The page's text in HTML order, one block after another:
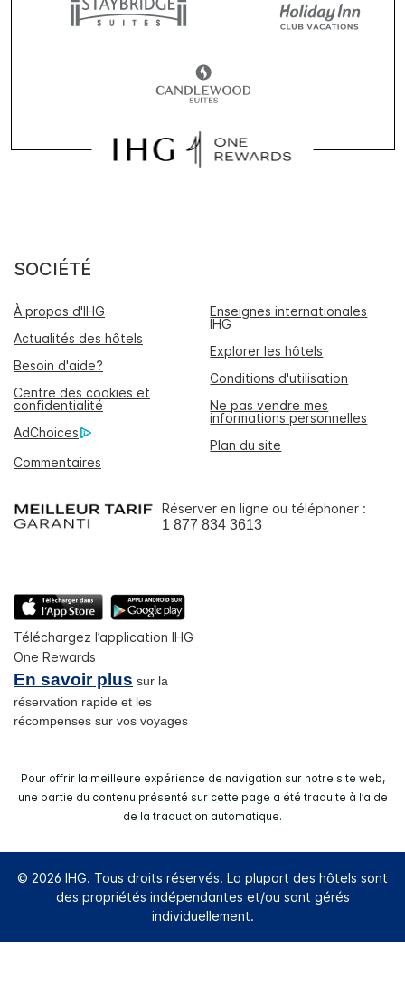
SOCIÉTÉ
À propos d'IHG
Enseignes internationales
IHG
Actualités des hôtels
Explorer les hôtels
Besoin d'aide?
Conditions d'utilisation
Centre des cookies et
confidentialité
Ne pas vendre mes
informations personnelles
AdChoices
Plan du site
Commentaires
Réserver en ligne ou téléphoner :
1 877 834 3613
Téléchargez l’application IHG
One Rewards
En savoir plus sur la
réservation rapide et les
récompenses sur vos voyages
Pour offrir la meilleure expérience de navigation sur notre site web,
une partie du contenu présenté sur cette page a été traduite à l’aide
de la traduction automatique.
© 2026 IHG. Tous droits réservés. La plupart des hôtels sont
des propriétés indépendantes et/ou sont gérés
individuellement.